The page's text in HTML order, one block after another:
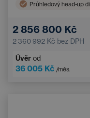
Průhledový head-up
Třízónová klimatizace
Ambientní osvětlení
2 856 800 Kč
2 360 992 Kč bez DPH
Úvěr od
36 005 Kč /měs.